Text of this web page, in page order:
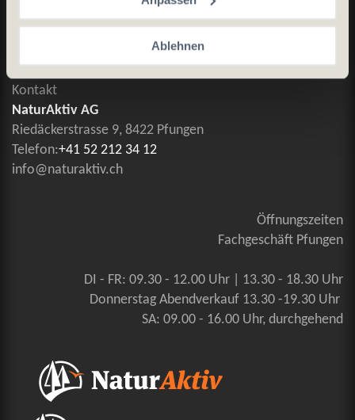
Ablehnen
Allgemeine Geschäftsbedingungen
Kontaktieren Sie uns
Kontakt
NaturAktiv AG
Riedäckerstrasse 9, 8422 Pfungen
Telefon:+41 52 212 34 12
info@naturaktiv.ch
Öffnungszeiten
Fachgeschäft Pfungen
DI - FR: 09.30 - 12.00 Uhr | 13.30 - 18.30 Uhr
Donnerstag Abendverkauf 13.30 -19.30 Uhr
SA: 09.00 - 16.00 Uhr, durchgehend